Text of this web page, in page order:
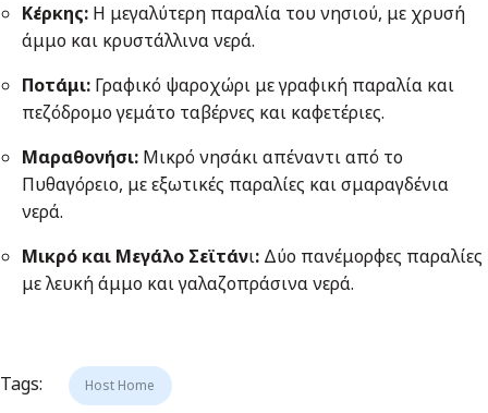
Κέρκης: Η μεγαλύτερη παραλία του νησιού, με χρυσή
άμμο και κρυστάλλινα νερά.
Ποτάμι: Γραφικό ψαροχώρι με γραφική παραλία και
πεζόδρομο γεμάτο ταβέρνες και καφετέριες.
Μαραθονήσι: Μικρό νησάκι απέναντι από το
Πυθαγόρειο, με εξωτικές παραλίες και σμαραγδένια
νερά.
Μικρό και Μεγάλο Σεϊτάνι: Δύο πανέμορφες παραλίες
με λευκή άμμο και γαλαζοπράσινα νερά.
Tags: Host Home